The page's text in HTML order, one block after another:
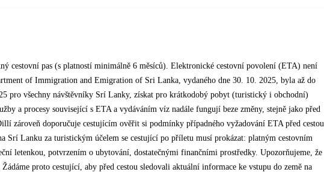
cestovní pas (s platností minimálně 6 měsíců). Elektronické cestovní povolení (ETA) není
of Immigration and Emigration of Sri Lanka, vydaného dne 30. 10. 2025, byla až do
pro všechny návštěvníky Srí Lanky, získat pro krátkodobý pobyt (turistický i obchodní)
a procesy související s ETA a vydáváním víz nadále fungují beze změny, stejně jako před
zároveň doporučuje cestujícím ověřit si podmínky případného vyžadování ETA před cestou
Srí Lanku za turistickým účelem se cestující po příletu musí prokázat: platným cestovním
letenkou, potvrzením o ubytování, dostatečnými finančními prostředky. Upozorňujeme, že
proto cestující, aby před cestou sledovali aktuální informace ke vstupu do země na